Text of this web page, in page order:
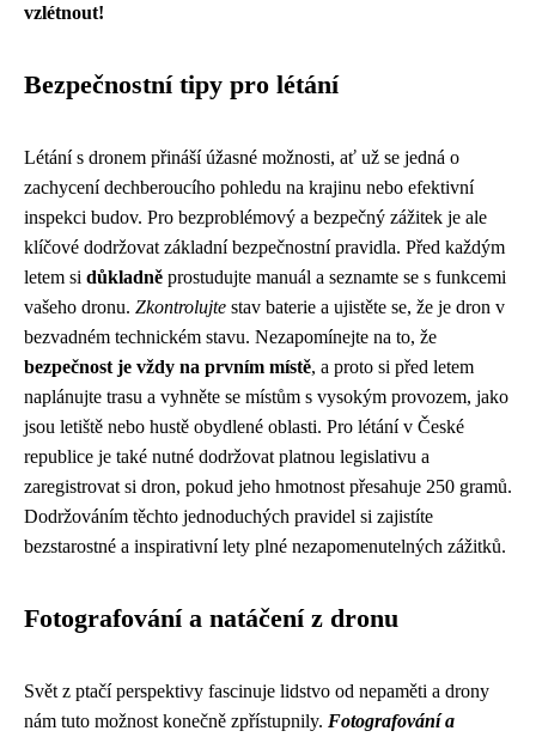
vzlétnout!
Bezpečnostní tipy pro létání
Létání s dronem přináší úžasné možnosti, ať už se jedná o
zachycení dechberoucího pohledu na krajinu nebo efektivní
inspekci budov. Pro bezproblémový a bezpečný zážitek je ale
klíčové dodržovat základní bezpečnostní pravidla. Před každým
letem si důkladně prostudujte manuál a seznamte se s funkcemi
vašeho dronu. Zkontrolujte stav baterie a ujistěte se, že je dron v
bezvadném technickém stavu. Nezapomínejte na to, že
bezpečnost je vždy na prvním místě, a proto si před letem
naplánujte trasu a vyhněte se místům s vysokým provozem, jako
jsou letiště nebo hustě obydlené oblasti. Pro létání v České
republice je také nutné dodržovat platnou legislativu a
zaregistrovat si dron, pokud jeho hmotnost přesahuje 250 gramů.
Dodržováním těchto jednoduchých pravidel si zajistíte
bezstarostné a inspirativní lety plné nezapomenutelných zážitků.
Fotografování a natáčení z dronu
Svět z ptačí perspektivy fascinuje lidstvo od nepaměti a drony
nám tuto možnost konečně zpřístupnily. Fotografování a